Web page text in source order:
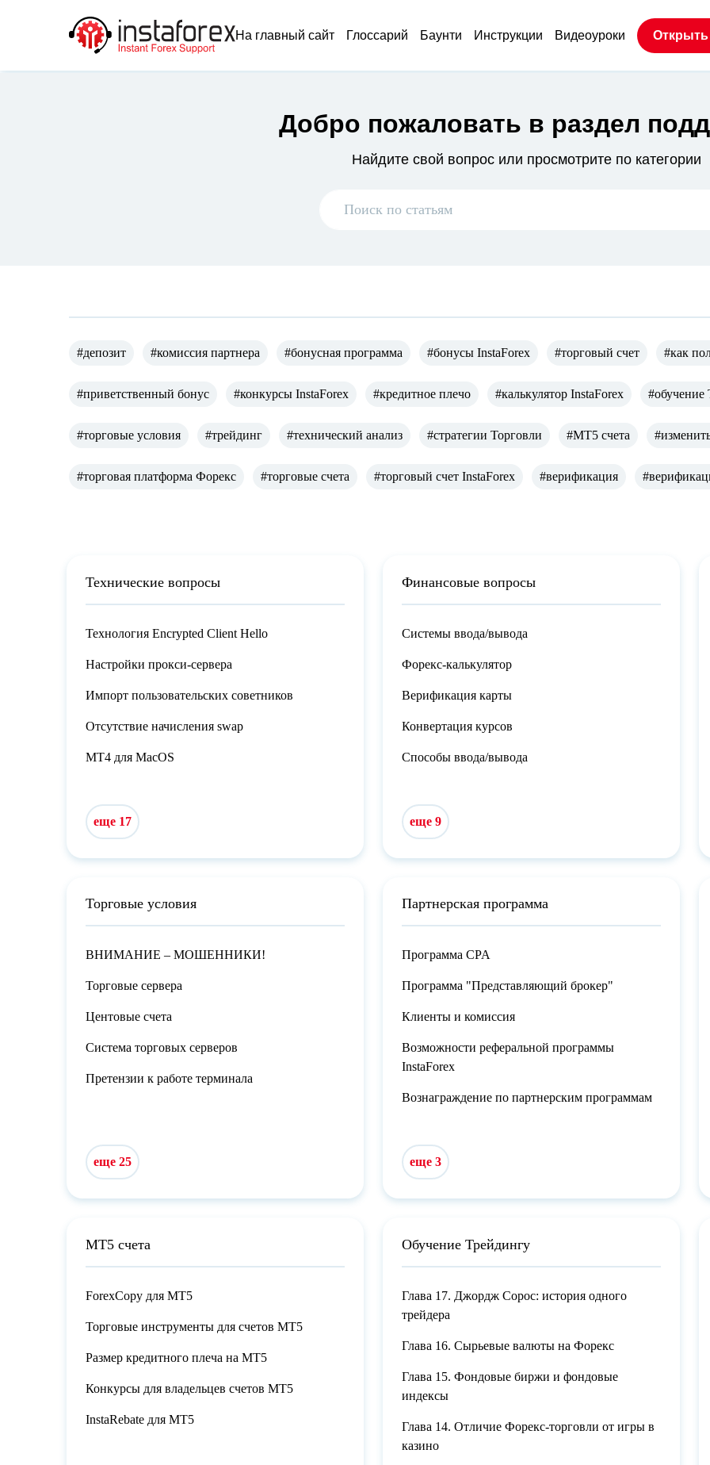
На главный сайт Глоссарий Баунти Инструкции Видеоуроки Открыть
Добро пожаловать в раздел
Найдите свой вопрос или просмотрите по категории
#депозит #комиссия партнера #бонусная программа #бонусы InstaForex #торговый счет #как
#приветственный бонус #конкурсы InstaForex #кредитное плечо #калькулятор InstaForex #обучение
#торговые условия #трейдинг #технический анализ #стратегии Торговли #МТ5 счета
#торговая платформа Форекс #торговые счета #торговый счет InstaForex #верификация
Технические вопросы
Технология Encrypted Client Hello
Настройки прокси-сервера
Импорт пользовательских советников
Отсутствие начисления swap
MT4 для MacOS
еще 17
Финансовые вопросы
Системы ввода/вывода
Форекс-калькулятор
Верификация карты
Конвертация курсов
Способы ввода/вывода
еще 9
Торговые условия
ВНИМАНИЕ – МОШЕННИКИ!
Торговые сервера
Центовые счета
Система торговых серверов
Претензии к работе терминала
еще 25
Партнерская программа
Программа CPA
Программа "Представляющий брокер"
Клиенты и комиссия
Возможности реферальной программы
InstaForex
Вознаграждение по партнерским программам
еще 3
МТ5 счета
ForexCopy для МТ5
Торговые инструменты для счетов МТ5
Размер кредитного плеча на МТ5
Конкурсы для владельцев счетов МТ5
InstaRebate для МТ5
Обучение Трейдингу
Глава 17. Джордж Сорос: история одного
трейдера
Глава 16. Сырьевые валюты на Форекс
Глава 15. Фондовые биржи и фондовые
индексы
Глава 14. Отличие Форекс-торговли от игры в
казино